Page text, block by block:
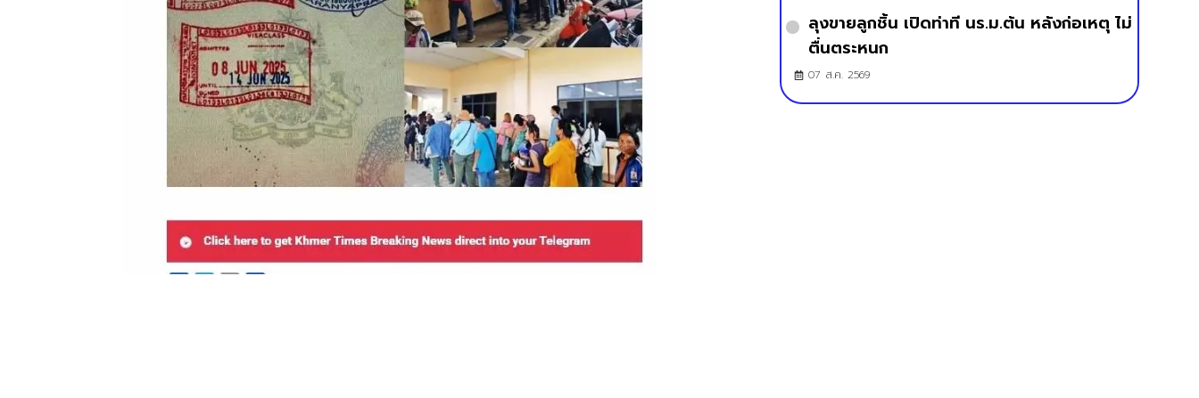
ลุงขายลูกชิ้น เปิดท่าที นร.ม.ต้น หลังก่อเหตุ ไม่
ตื่นตระหนก
07 ส.ค. 2569